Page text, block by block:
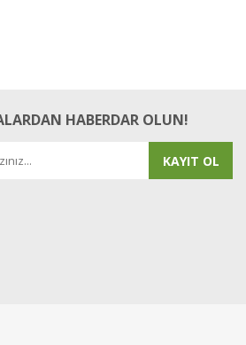
HABERDAR OLUN!
KAYIT OL